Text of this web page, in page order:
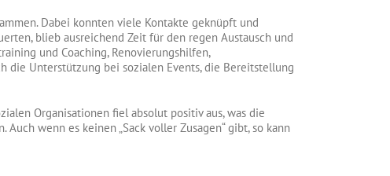
Dabei konnten viele Kontakte geknüpft und
blieb ausreichend Zeit für den regen Austausch und
und Coaching, Renovierungshilfen,
die Unterstützung bei sozialen Events, die Bereitstellung
Organisationen fiel absolut positiv aus, was die
wenn es keinen „Sack voller Zusagen“ gibt, so kann